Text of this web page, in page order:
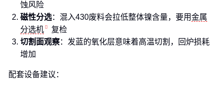
蚀风险
磁性分选：混入430废料会拉低整体镍含量，要用金属
分选机
复检
切割面观察：发蓝的氧化层意味着高温切割，回炉损耗
增加
配套设备建议：